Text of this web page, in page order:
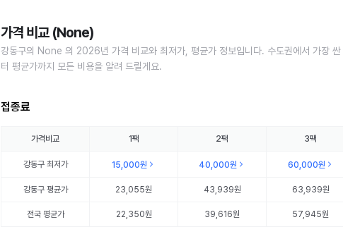
가격 비교 (None)
강동구의 None 의 2026년 가격 비교와 최저가, 평균가 정보입니다. 수도권에서 가장 싼
터 평균가까지 모든 비용을 알려 드릴게요.
접종료
가격비교 1팩 2팩 3팩
강동구최저가 15,000원 40,000원 60,000원
강동구평균가 23,055원 43,939원 63,939원
전국 평균가 22,350원 39,616원 57,945원